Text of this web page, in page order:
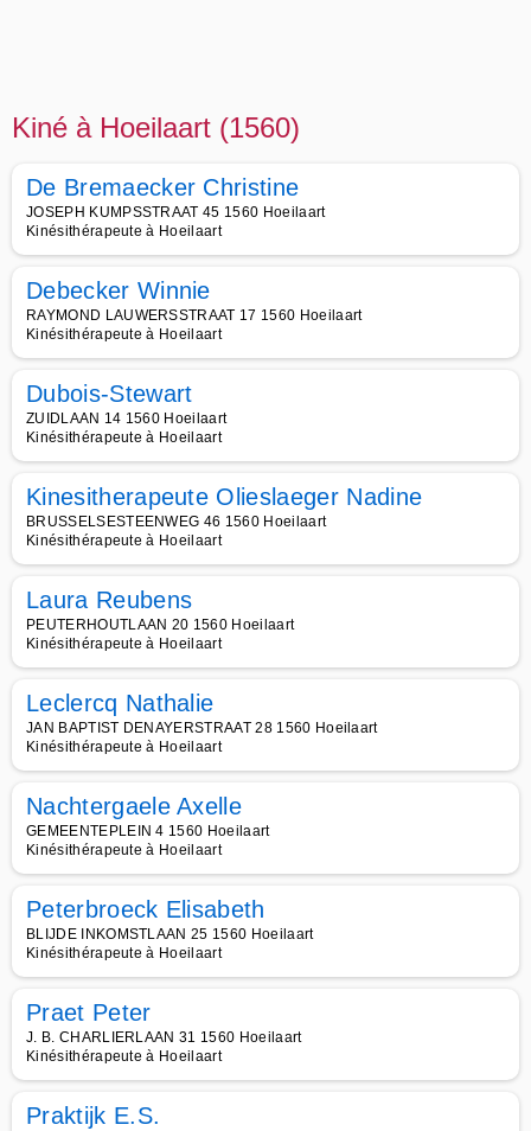
Kiné à Hoeilaart (1560)
De Bremaecker Christine
JOSEPH KUMPSSTRAAT 45 1560 Hoeilaart
Kinésithérapeute à Hoeilaart
Debecker Winnie
RAYMOND LAUWERSSTRAAT 17 1560 Hoeilaart
Kinésithérapeute à Hoeilaart
Dubois-Stewart
ZUIDLAAN 14 1560 Hoeilaart
Kinésithérapeute à Hoeilaart
Kinesitherapeute Olieslaeger Nadine
BRUSSELSESTEENWEG 46 1560 Hoeilaart
Kinésithérapeute à Hoeilaart
Laura Reubens
PEUTERHOUTLAAN 20 1560 Hoeilaart
Kinésithérapeute à Hoeilaart
Leclercq Nathalie
JAN BAPTIST DENAYERSTRAAT 28 1560 Hoeilaart
Kinésithérapeute à Hoeilaart
Nachtergaele Axelle
GEMEENTEPLEIN 4 1560 Hoeilaart
Kinésithérapeute à Hoeilaart
Peterbroeck Elisabeth
BLIJDE INKOMSTLAAN 25 1560 Hoeilaart
Kinésithérapeute à Hoeilaart
Praet Peter
J. B. CHARLIERLAAN 31 1560 Hoeilaart
Kinésithérapeute à Hoeilaart
Praktijk E.S.